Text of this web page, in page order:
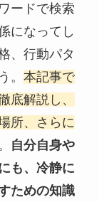
ードで検索
になってし
、行動パタ
。 本記事で
底解説し、
所、さらに
自分自身や
も、冷静に
ための知識